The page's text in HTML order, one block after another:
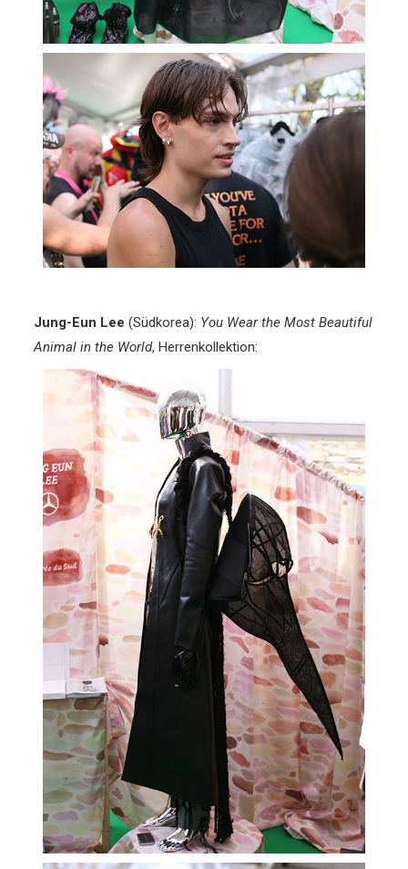
Jung-Eun Lee (Südkorea): You Wear the Most Beautiful
Animal in the World, Herrenkollektion: